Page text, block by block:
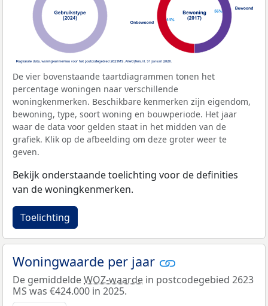
De vier bovenstaande taartdiagrammen tonen het
percentage woningen naar verschillende
woningkenmerken. Beschikbare kenmerken zijn eigendom,
bewoning, type, soort woning en bouwperiode. Het jaar
waar de data voor gelden staat in het midden van de
grafiek. Klik op de afbeelding om deze groter weer te
geven.
Bekijk onderstaande toelichting voor de definities
van de woningkenmerken.
Toelichting
Woningwaarde per jaar
De gemiddeldeWOZ-waarde in postcodegebied 2623
MS was €424.000 in 2025.